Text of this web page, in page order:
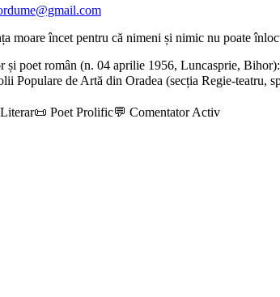
moare încet pentru că nimeni și nimic nu poate
și poet român (n. 04 aprilie 1956, Luncasprie,
Populare de Artă din Oradea (secția Regie-
📜 Poet Prolific💬 Comentator Activ